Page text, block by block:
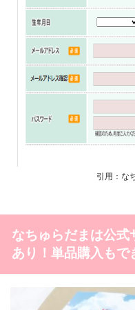
引用：な
なちゅらだまは公式
あり！単品購入もで